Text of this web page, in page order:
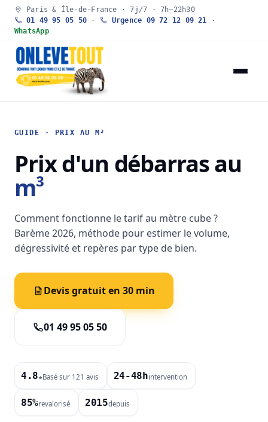
Paris & Île-de-France · 7j/7 · 7h–22h30
01 49 95 05 50 · Urgence 09 72 12 09 21 ·
WhatsApp
GUIDE · PRIX AU M³
Prix d'un débarras au
m³
Comment fonctionne le tarif au mètre cube ?
Barème 2026, méthode pour estimer le volume,
dégressivité et repères par type de bien.
Devis gratuit en 30 min
01 49 95 05 50
4.8★Basé sur 121 avis 24-48hintervention
85%revalorisé 2015depuis